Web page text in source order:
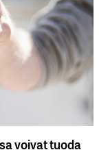
voivat tuoda